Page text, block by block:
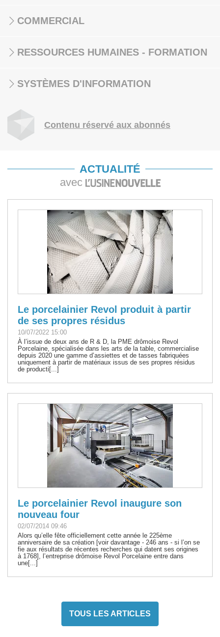
COMMERCIAL
RESSOURCES HUMAINES - FORMATION
SYSTÈMES D'INFORMATION
Contenu réservé aux abonnés
ACTUALITÉ
avec
Le porcelainier Revol produit à partir
de ses propres résidus
10/07/2022 15:00
À l’issue de deux ans de R & D, la PME drômoise Revol
Porcelaine, spécialisée dans les arts de la table, commercialise
depuis 2020 une gamme d’assiettes et de tasses fabriquées
uniquement à partir de matériaux issus de ses propres résidus
de producti[...]
Le porcelainier Revol inaugure son
nouveau four
02/07/2014 09:46
Alors qu’elle fête officiellement cette année le 225ème
anniversaire de sa création [voir davantage - 246 ans - si l’on se
fie aux résultats de récentes recherches qui datent ses origines
à 1768], l’entreprise drômoise Revol Porcelaine entre dans
une[...]
TOUS LES ARTICLES